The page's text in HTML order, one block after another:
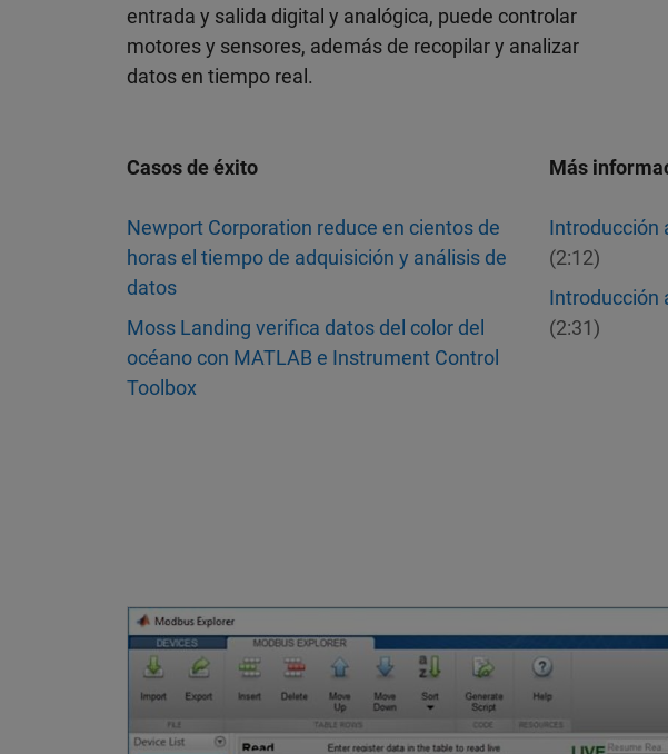
entrada y salida digital y analógica, puede controlar
motores y sensores, además de recopilar y analizar
datos en tiempo real.
Casos de éxito
Newport Corporation reduce en cientos de
horas el tiempo de adquisición y análisis de
datos
Moss Landing verifica datos del color del
océano con MATLAB e Instrument Control
Toolbox
Más
Introducción
(2:12)
Introducción
(2:31)